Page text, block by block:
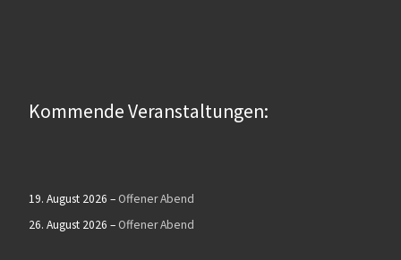
Kommende Veranstaltungen:
19. August 2026 – Offener Abend
26. August 2026 – Offener Abend